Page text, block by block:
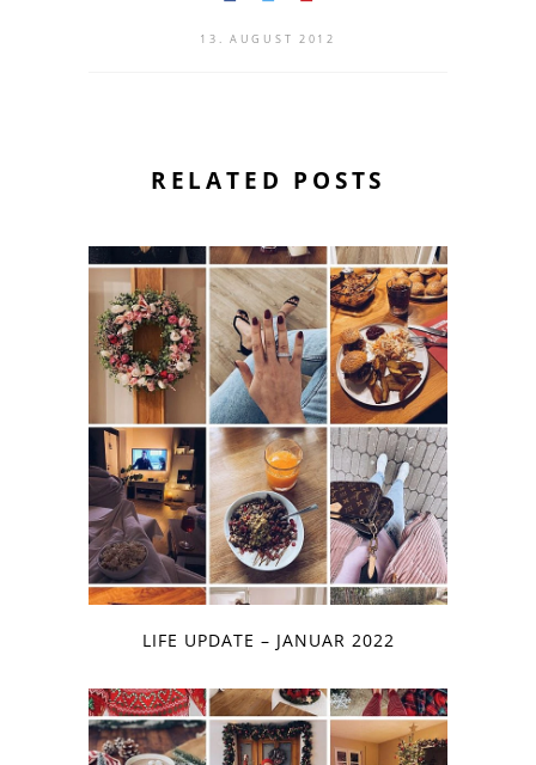
13. AUGUST 2012
RELATED POSTS
LIFE UPDATE – JANUAR 2022